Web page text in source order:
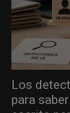
Los
para